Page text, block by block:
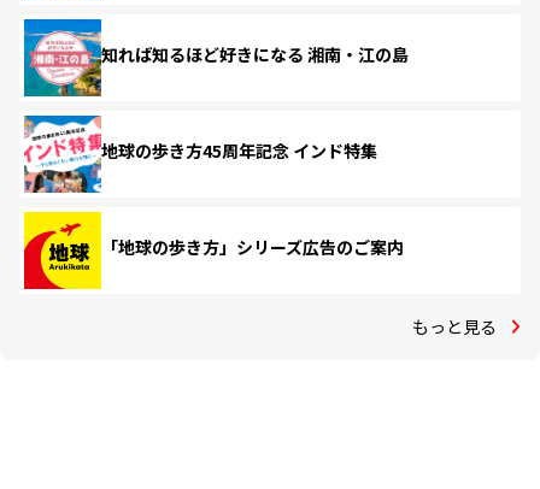
知れば知るほど好きになる 湘南・江の島
地球の歩き方45周年記念 インド特集
「地球の歩き方」シリーズ広告のご案内
もっと見る